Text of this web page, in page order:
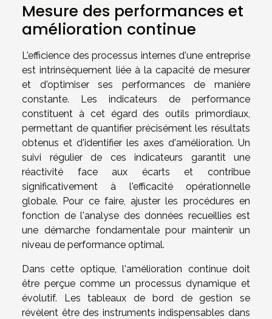
Mesure des performances et
amélioration continue
L'efficience des processus internes d'une entreprise
est intrinsèquement liée à la capacité de mesurer
et d'optimiser ses performances de manière
constante. Les indicateurs de performance
constituent à cet égard des outils primordiaux,
permettant de quantifier précisément les résultats
obtenus et d'identifier les axes d'amélioration. Un
suivi régulier de ces indicateurs garantit une
réactivité face aux écarts et contribue
significativement à l'efficacité opérationnelle
globale. Pour ce faire, ajuster les procédures en
fonction de l'analyse des données recueillies est
une démarche fondamentale pour maintenir un
niveau de performance optimal.
Dans cette optique, l'amélioration continue doit
être perçue comme un processus dynamique et
évolutif. Les tableaux de bord de gestion se
révèlent être des instruments indispensables dans